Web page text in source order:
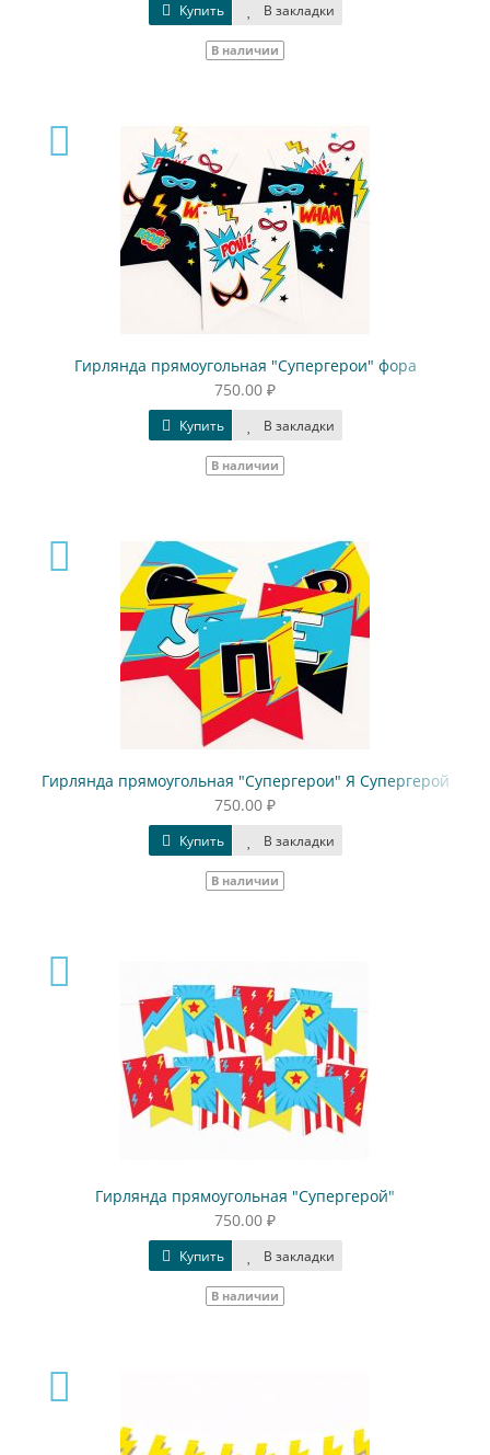
Купить В закладки
В наличии
Гирлянда прямоугольная "Супергерои" фора
750.00 ₽
Купить В закладки
В наличии
Гирлянда прямоугольная "Супергерои" Я Супергерой
750.00 ₽
Купить В закладки
В наличии
Гирлянда прямоугольная "Супергерой"
750.00 ₽
Купить В закладки
В наличии